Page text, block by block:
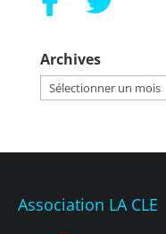
Archives
Archives
Association LA CLE